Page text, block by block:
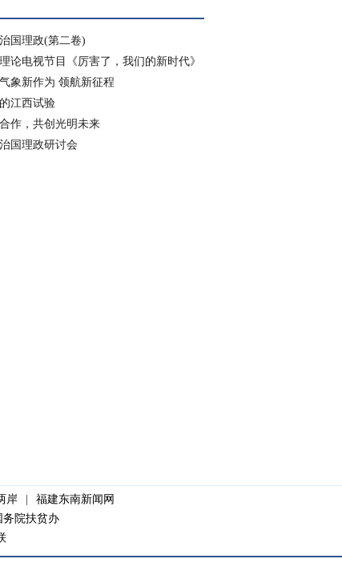
国理政(第二卷)
论电视节目《厉害了，我们的新时代》
象新作为 领航新征程
江西试验
作，共创光明未来
国理政研讨会
岸
福建东南新闻网
务院扶贫办